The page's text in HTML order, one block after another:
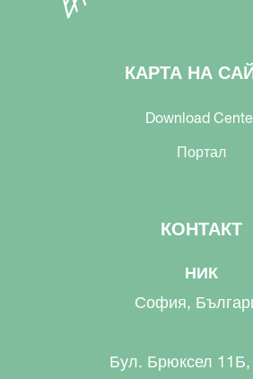
КАРТА НА
Download
Портал
КОНТАКТ
НИК
София,
Бул. Брюксел 11Б,